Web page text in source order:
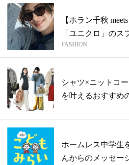
【ホラン千秋
「ユニクロ」のス
FASHION
シャツ×ニットコ
を叶えるおすすめ
ホームレス中学生
んからのメッセー